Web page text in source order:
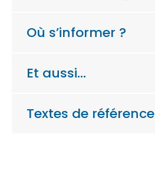
Où s’informer ?
Et aussi…
Textes de référence